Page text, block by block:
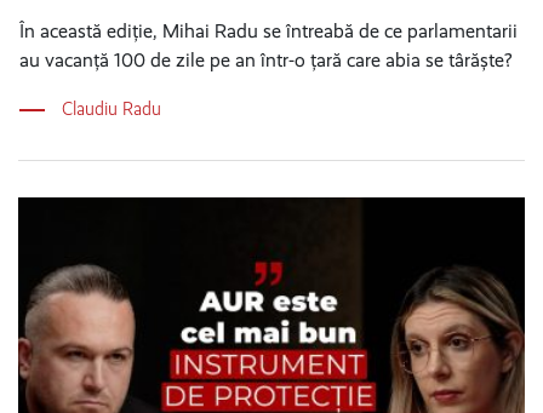
În această ediție, Mihai Radu se întreabă de ce parlamentarii
au vacanță 100 de zile pe an într-o țară care abia se târăște?
Claudiu Radu